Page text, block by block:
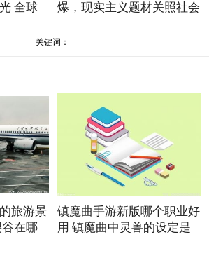
全球
爆，现实主义题材关照社会
关键词：
旅游景
在哪
镇魔曲手游新版哪个职业好
用 镇魔曲中灵兽的设定是